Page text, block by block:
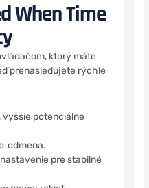
When Time
ktorý máte
prenasledujete rýchle
potenciálne
pre stabilné